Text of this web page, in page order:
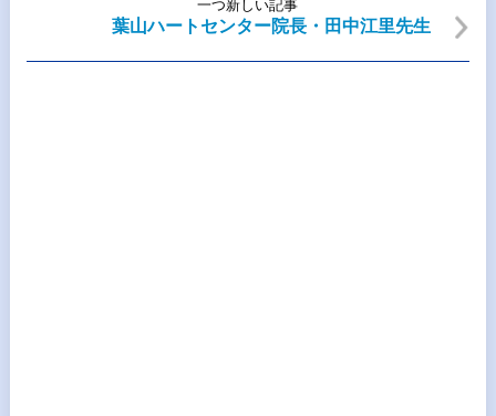
一つ新しい記事
葉山ハートセンター院長・田中江里先生